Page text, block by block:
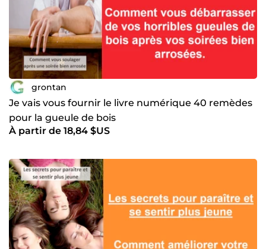
grontan
Je vais vous fournir le livre numérique 40 remèdes
pour la gueule de bois
À partir de 18,84 $US